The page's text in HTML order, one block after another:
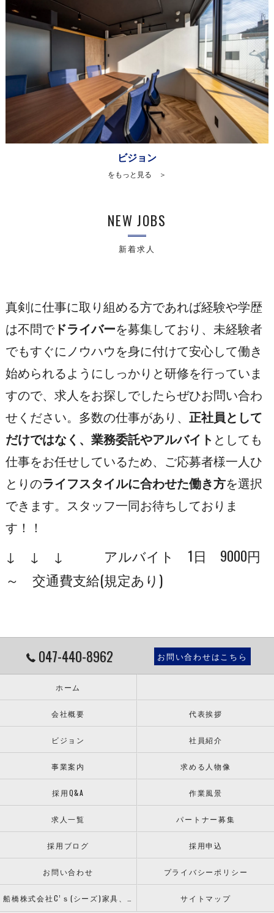
ビジョン
をもっと見る ＞
新着求人
NEW JOBS
真剣に仕事に取り組める方であれば経験や学歴
は不問でドライバーを募集しており、未経験者
でもすぐにノウハウを身に付けて安心して働き
始められるようにしっかりと研修を行っていま
すので、求人をお探しでしたらぜひお問い合わ
せください。多数の仕事があり、 正社員として
だけではなく、業務委託やアルバイト としても
仕事をお任せしているため、ご応募者様一人ひ
とりのライフスタイルに合わせた働き方を選択
できます。スタッフ一同お待ちしておりま
す！！
↓ ↓ ↓ アルバイト 1日 9000円
～ 交通費支給(規定あり)
047-440-8962 お問い合わせはこちら
ホーム
会社概要 代表挨拶
ビジョン 社員紹介
事業案内 求める人物像
採用Q&A 作業風景
求人一覧 パートナー募集
採用ブログ 採用申込
お問い合わせ プライバシーポリシー
サイトマップ